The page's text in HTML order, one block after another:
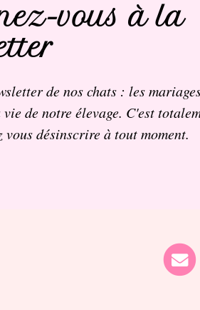
vous à la
de nos chats : les
vie de notre élevage. C'est
vous désinscrire à tout moment.